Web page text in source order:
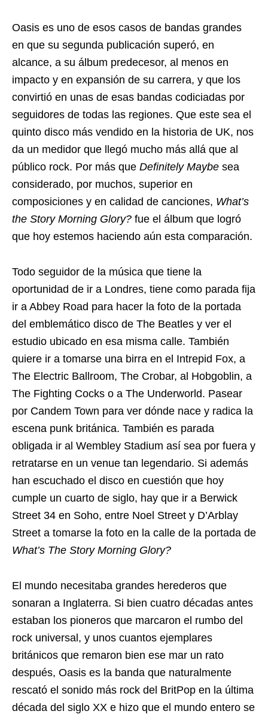
Oasis es uno de esos casos de bandas grandes
en que su segunda publicación superó, en
alcance, a su álbum predecesor, al menos en
impacto y en expansión de su carrera, y que los
convirtió en unas de esas bandas codiciadas por
seguidores de todas las regiones. Que este sea el
quinto disco más vendido en la historia de UK, nos
da un medidor que llegó mucho más allá que al
público rock. Por más que Definitely Maybe sea
considerado, por muchos, superior en
composiciones y en calidad de canciones, What’s
the Story Morning Glory? fue el álbum que logró
que hoy estemos haciendo aún esta comparación.
Todo seguidor de la música que tiene la
oportunidad de ir a Londres, tiene como parada fija
ir a Abbey Road para hacer la foto de la portada
del emblemático disco de The Beatles y ver el
estudio ubicado en esa misma calle. También
quiere ir a tomarse una birra en el Intrepid Fox, a
The Electric Ballroom, The Crobar, al Hobgoblin, a
The Fighting Cocks o a The Underworld. Pasear
por Candem Town para ver dónde nace y radica la
escena punk británica. También es parada
obligada ir al Wembley Stadium así sea por fuera y
retratarse en un venue tan legendario. Si además
han escuchado el disco en cuestión que hoy
cumple un cuarto de siglo, hay que ir a Berwick
Street 34 en Soho, entre Noel Street y D’Arblay
Street a tomarse la foto en la calle de la portada de
What’s The Story Morning Glory?
El mundo necesitaba grandes herederos que
sonaran a Inglaterra. Si bien cuatro décadas antes
estaban los pioneros que marcaron el rumbo del
rock universal, y unos cuantos ejemplares
británicos que remaron bien ese mar un rato
después, Oasis es la banda que naturalmente
rescató el sonido más rock del BritPop en la última
década del siglo XX e hizo que el mundo entero se